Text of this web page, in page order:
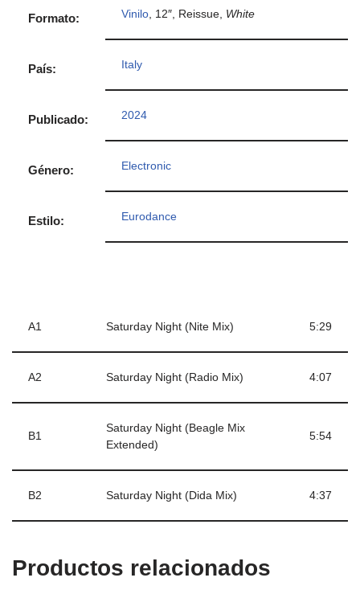
Formato: Vinilo, 12″, Reissue, White
País: Italy
Publicado: 2024
Género: Electronic
Estilo: Eurodance
A1 Saturday Night (Nite Mix) 5:29
A2 Saturday Night (Radio Mix) 4:07
B1
Saturday Night (Beagle Mix
Extended)
5:54
B2 Saturday Night (Dida Mix) 4:37
Productos relacionados